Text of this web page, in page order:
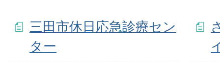
三田市休日応急診療セン
ター